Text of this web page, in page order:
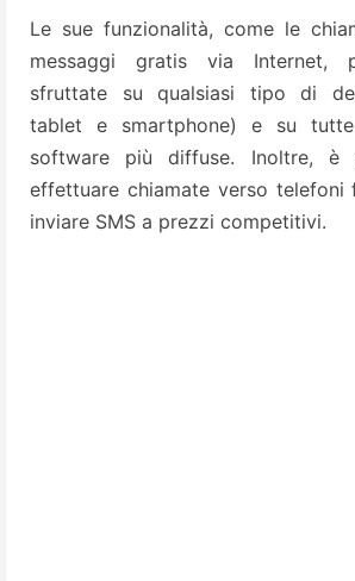
Le sue funzionalità, come le
messaggi gratis via Internet,
sfruttate su qualsiasi tipo di
tablet e smartphone) e su
software più diffuse. Inoltre, è
effettuare chiamate verso telefoni
inviare SMS a prezzi competitivi.